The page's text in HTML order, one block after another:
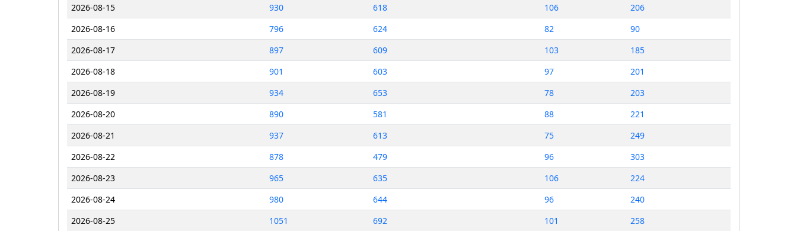
2026-08-15
930 618 106
206
2026-08-16
796 624 82
90
2026-08-17
897 609 103
185
2026-08-18
901 603 97
201
2026-08-19
934 653 78
203
2026-08-20
890 581 88
221
2026-08-21
937 613 75
249
2026-08-22
878 479 96
303
2026-08-23
965 635 106
224
2026-08-24
980 644 96
240
2026-08-25
1051 692 101
258